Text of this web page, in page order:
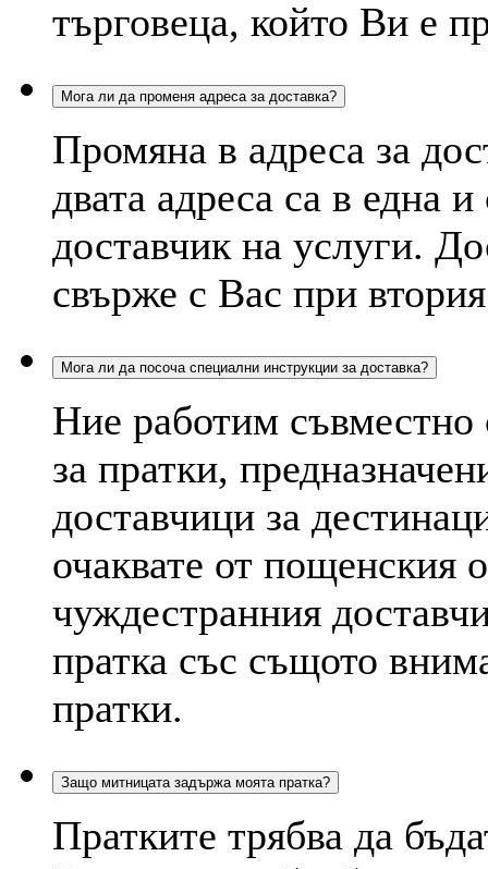
търговеца, който Ви е
Мога ли да променя адреса за доставка?
Промяна в адреса за
двата адреса са в една
доставчик на услуги.
свърже с Вас при
Мога ли да посоча специални инструкции за доставка?
Ние работим
за пратки,
доставчици за
очаквате от
чуждестранния
пратка със същото
пратки.
Защо митницата задържа моята пратка?
Пратките трябва да